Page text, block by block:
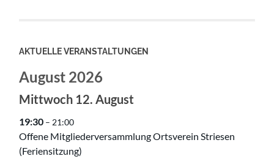
AKTUELLE VERANSTALTUNGEN
August 2026
Mittwoch 12. August
19:30 – 21:00
Offene Mitgliederversammlung Ortsverein Striesen
(Feriensitzung)